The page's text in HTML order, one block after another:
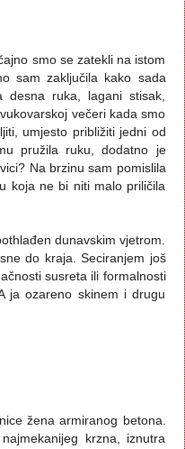
smo se zatekli na istom
sam zaključila kako sada
desna ruka, lagani stisak,
večeri kada smo
umjesto približiti jedni od
pružila ruku, dodatno je
Na brzinu sam pomislila
koja ne bi niti malo priličila
dunavskim vjetrom.
do kraja. Seciranjem još
susreta ili formalnosti
ja ozareno skinem i drugu
žena armiranog betona.
krzna, iznutra